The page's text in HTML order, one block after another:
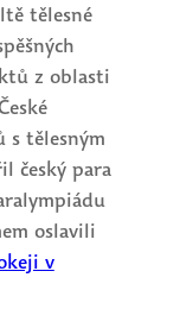
tělesné
z oblasti
s tělesným
český para
oslavili
v